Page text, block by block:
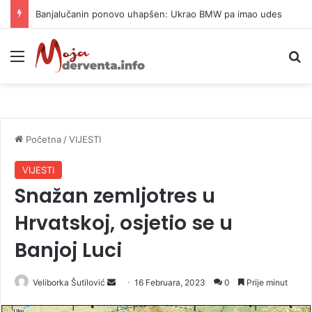
Banjalučanin ponovo uhapšen: Ukrao BMW pa imao udes
Meni
Početna /VIJESTI
VIJESTI
Snažan zemljotres u
Hrvatskoj, osjetio se u
Banjoj Luci
Veliborka Šutilović 16 Februara, 2023 0 Prije minut